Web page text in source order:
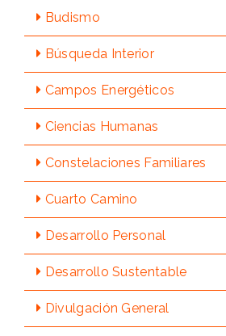
Budismo
Búsqueda Interior
Campos Energéticos
Ciencias Humanas
Constelaciones Familiares
Cuarto Camino
Desarrollo Personal
Desarrollo Sustentable
Divulgación General